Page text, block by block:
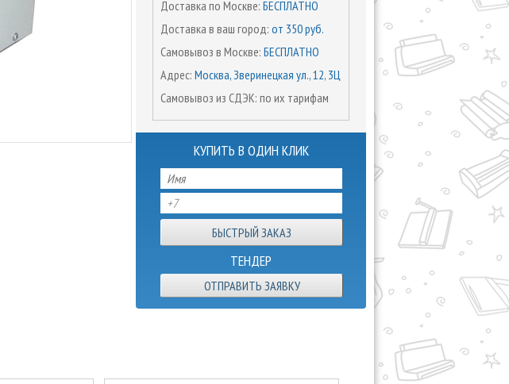
Доставка по Москве: БЕСПЛАТНО
Доставка в ваш город: от 350 руб.
Самовывоз в Москве: БЕСПЛАТНО
Адрес: Москва, Зверинецкая ул., 12, 3Ц
Самовывоз из СДЭК: по их тарифам
КУПИТЬ В ОДИН КЛИК
ТЕНДЕР
ОТПРАВИТЬ ЗАЯВКУ